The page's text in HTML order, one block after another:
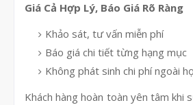
Giá Cả Hợp Lý, Báo Giá Rõ Ràng
Khảo sát, tư vấn miễn phí
Báo giá chi tiết từng hạng mục
Không phát sinh chi phí ngoài
Khách hàng hoàn toàn yên tâm khi